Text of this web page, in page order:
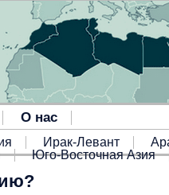
О нас
Ирак-Левант
Юго-Восточная Азия